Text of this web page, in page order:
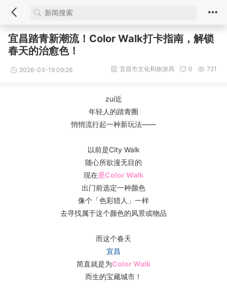
宜昌踏青新潮流！Color Walk打卡指南，解锁
春天的治愈色！
2026-03-19 09:26 721
0
宜昌市文化和旅游局
zui近
年轻人的踏青圈
悄悄流行起一种新玩法——
以前是City Walk
随心所欲漫无目的
现在是Color Walk
出门前选定一种颜色
像个「色彩猎人」一样
去寻找属于这个颜色的风景或物品
而这个春天
宜昌
简直就是为Color Walk
而生的宝藏城市！